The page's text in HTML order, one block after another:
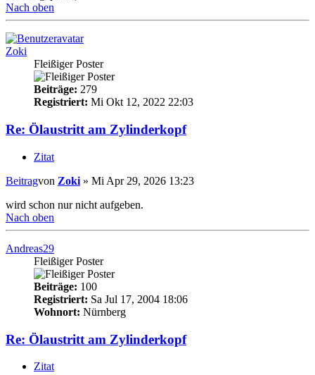
Nach oben
Zoki
Fleißiger Poster
Beiträge: 279
Registriert: Mi Okt 12, 2022 22:03
Re: Ölaustritt am Zylinderkopf
Zitat
Beitragvon Zoki » Mi Apr 29, 2026 13:23
wird schon nur nicht aufgeben.
Nach oben
Andreas29
Fleißiger Poster
Beiträge: 100
Registriert: Sa Jul 17, 2004 18:06
Wohnort: Nürnberg
Re: Ölaustritt am Zylinderkopf
Zitat